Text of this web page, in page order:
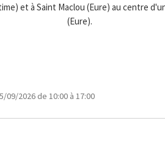
et à Saint Maclou (Eure) au centre
(Eure).
09/2026 de 10:00 à 17:00